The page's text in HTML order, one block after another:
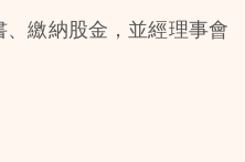
繳納股金，並經理事會